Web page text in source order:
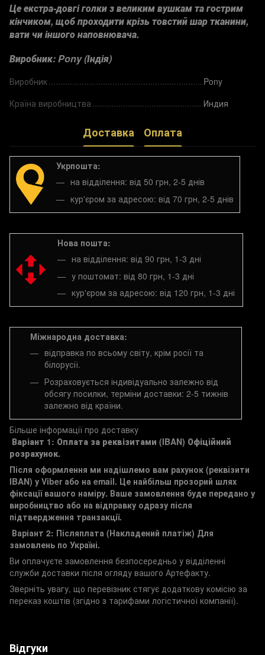
Це екстра-довгі голки з великим вушкам та гострим
кінчиком, щоб проходити крізь товстий шар тканини,
вати чи іншого наповнювача.
Виробник: Pony (Індія)
Виробник
Pony
Країна виробництва
Индия
Доставка Оплата
Укрпошта:
на відділення: від 50 грн, 2-5 днів
кур'єром за адресою: від 70 грн, 2-5 днів
Нова пошта:
на відділення: від 90 грн, 1-3 дні
у поштомат: від 80 грн, 1-3 дні
кур'єром за адресою: від 120 грн, 1-3 дні
Міжнародна доставка:
відправка по всьому світу, крім росії та
білорусії.
Розраховується індивідуально залежно від
обсягу посилки, терміни доставки: 2-5 тижнів
залежно від країни.
Більше інформації про доставку
Варіант 1: Оплата за реквізитами (IBAN) Офіційний
розрахунок.
Після оформлення ми надішлемо вам рахунок (реквізити
IBAN) у Viber або на email. Це найбільш прозорий шлях
фіксації вашого наміру. Ваше замовлення буде передано у
виробництво або на відправку одразу після
підтвердження транзакції.
Варіант 2: Післяплата (Накладений платіж) Для
замовлень по Україні.
Ви оплачуєте замовлення безпосередньо у відділенні
служби доставки після огляду вашого Артефакту.
Зверніть увагу, що перевізник стягує додаткову комісію за
переказ коштів (згідно з тарифами логістичної компанії).
Відгуки